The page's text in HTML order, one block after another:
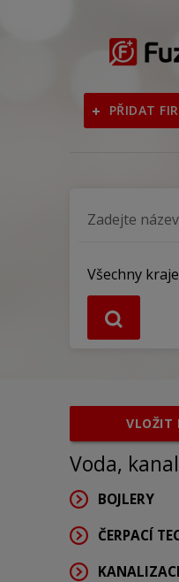
PŘIDAT
VLOŽIT
Voda,
BOJLERY
ČERPACÍ